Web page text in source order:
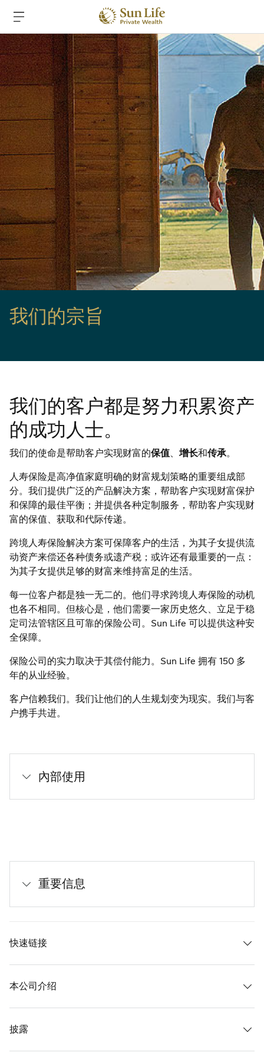
跳到主要內容
跳到頁腳
我们的宗旨
我们的客户都是努力积累资产
的成功人士。
我们的使命是帮助客户实现财富的保值、 增长和传承。
人寿保险是高净值家庭明确的财富规划策略的重要组成部
分。我们提供广泛的产品解决方案，帮助客户实现财富保护
和保障的最佳平衡；并提供各种定制服务，帮助客户实现财
富的保值、获取和代际传递。
跨境人寿保险解决方案可保障客户的生活，为其子女提供流
动资产来偿还各种债务或遗产税；或许还有最重要的一点：
为其子女提供足够的财富来维持富足的生活。
每一位客户都是独一无二的。他们寻求跨境人寿保险的动机
也各不相同。但核心是，他们需要一家历史悠久、立足于稳
定司法管辖区且可靠的保险公司。Sun Life 可以提供这种安
全保障。
保险公司的实力取决于其偿付能力。Sun Life 拥有 150 多
年的从业经验。
客户信赖我们。我们让他们的人生规划变为现实。我们与客
户携手共进。
內部使用
重要信息
快速链接
本公司介绍
披露